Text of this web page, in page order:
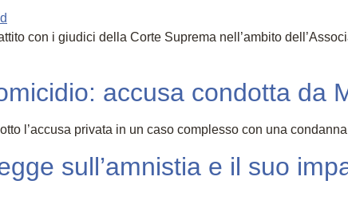
con i giudici della Corte Suprema nell’ambito
accusa condotta da
l’accusa privata in un caso complesso con una
sull’amnistia e il suo